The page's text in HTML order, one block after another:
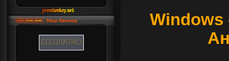
Наш баннер
Windows